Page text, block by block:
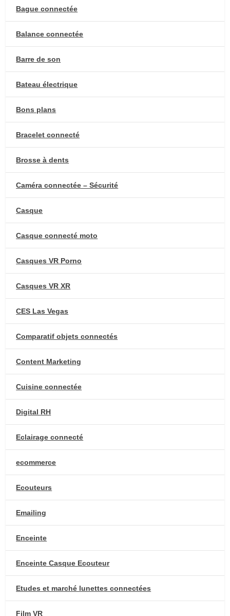
Bague connectée
Balance connectée
Barre de son
Bateau électrique
Bons plans
Bracelet connecté
Brosse à dents
Caméra connectée – Sécurité
Casque
Casque connecté moto
Casques VR Porno
Casques VR XR
CES Las Vegas
Comparatif objets connectés
Content Marketing
Cuisine connectée
Digital RH
Eclairage connecté
ecommerce
Ecouteurs
Emailing
Enceinte
Enceinte Casque Ecouteur
Etudes et marché lunettes connectées
Film VR